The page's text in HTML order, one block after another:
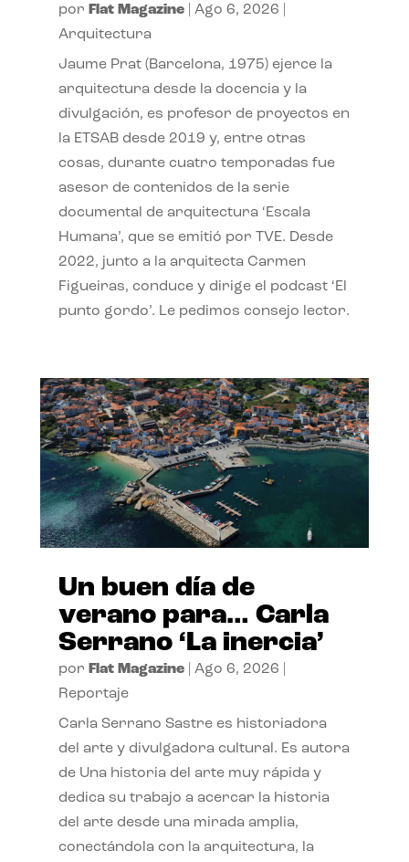
por Flat Magazine| Ago 6, 2026
Arquitectura
Jaume Prat (Barcelona, 1975) ejerce la
arquitectura desde la docencia y la
divulgación, es profesor de proyectos en
la ETSAB desde 2019 y, entre otras
cosas, durante cuatro temporadas fue
asesor de contenidos de la serie
documental de arquitectura ‘Escala
Humana’, que se emitió por TVE. Desde
2022, junto a la arquitecta Carmen
Figueiras, conduce y dirige el podcast ‘El
punto gordo’. Le pedimos consejo lector.
Un buen día de
verano para… Carla
Serrano ‘La inercia’
por Flat Magazine| Ago 6, 2026
Reportaje
Carla Serrano Sastre es historiadora
del arte y divulgadora cultural. Es autora
de Una historia del arte muy rápida y
dedica su trabajo a acercar la historia
del arte desde una mirada amplia,
conectándola con la arquitectura, la